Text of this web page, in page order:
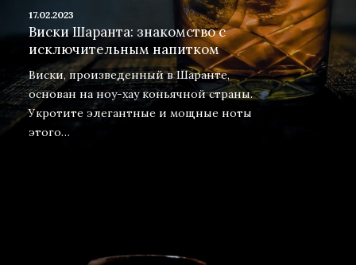
17.02.2023
Виски Шаранта: знакомство с
исключительным напитком
Виски, произведенный в Шаранте,
основан на ноу-хау коньячной страны.
Укротите элегантные и мощные ноты
этого…